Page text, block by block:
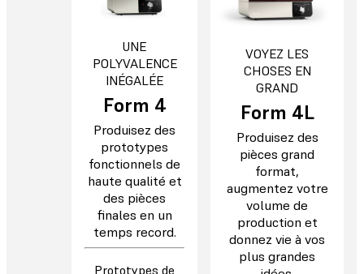
UNE
POLYVALENCE
INÉGALÉE
Form 4
Produisez des
prototypes
fonctionnels de
haute qualité et
des pièces
finales en un
temps record.
Prototypes de
VOYEZ LES
CHOSES EN
GRAND
Form 4L
Produisez des
pièces grand
format,
augmentez votre
volume de
production et
donnez vie à vos
plus grandes